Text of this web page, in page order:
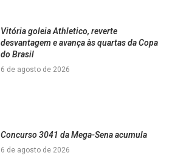
Vitória goleia Athletico, reverte
desvantagem e avança às quartas da Copa
do Brasil
6 de agosto de 2026
Concurso 3041 da Mega-Sena acumula
6 de agosto de 2026